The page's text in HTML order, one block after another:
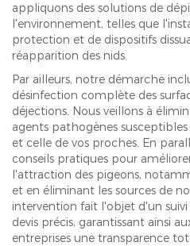
appliquons des solutions de
l'environnement, telles que
protection et de dispositifs
réapparition des nids.
Par ailleurs, notre démarche
désinfection complète des
déjections. Nous veillons à
agents pathogènes
et celle de vos proches. En
conseils pratiques pour
l'attraction des pigeons,
et en éliminant les sources de
intervention fait l'objet d'un suivi
devis précis, garantissant ainsi
entreprises une transparence